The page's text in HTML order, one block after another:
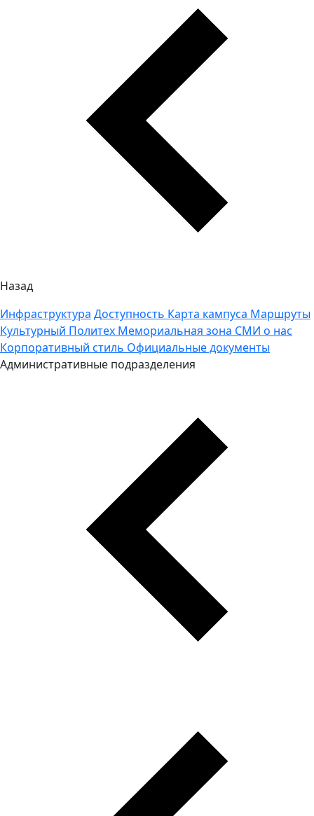
Назад
Инфраструктура Доступность Карта кампуса Маршруты
Культурный Политех Мемориальная зона СМИ о нас
Корпоративный стиль Официальные документы
Административные подразделения